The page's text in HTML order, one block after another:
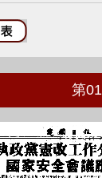
第01